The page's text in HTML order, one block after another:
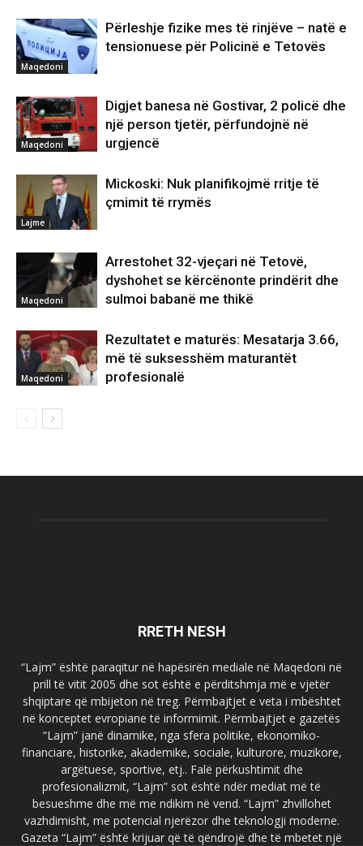
Maqedoni
Përleshje fizike mes të rinjëve – natë e
tensionuese për Policinë e Tetovës
Maqedoni
Digjet banesa në Gostivar, 2 policë dhe
një person tjetër, përfundojnë në
urgjencë
Lajme
Mickoski: Nuk planifikojmë rritje të
çmimit të rrymës
Maqedoni
Arrestohet 32-vjeçari në Tetovë,
dyshohet se kërcënonte prindërit dhe
sulmoi babanë me thikë
Maqedoni
Rezultatet e maturës: Mesatarja 3.66,
më të suksesshëm maturantët
profesionalë
RRETH NESH
“Lajm” është paraqitur në hapësirën mediale në Maqedoni në
prill të vitit 2005 dhe sot është e përditshmja më e vjetër
shqiptare që mbijeton në treg. Përmbajtjet e veta i mbështet
në konceptet evropiane të informimit. Përmbajtjet e gazetës
“Lajm” janë dinamike, nga sfera politike, ekonomiko-
financiare, historike, akademike, sociale, kulturore, muzikore,
argëtuese, sportive, etj.. Falë përkushtimit dhe
profesionalizmit, “Lajm” sot është ndër mediat më të
besueshme dhe më me ndikim në vend. “Lajm” zhvillohet
vazhdimisht, me potencial njerëzor dhe teknologji moderne.
Gazeta “Lajm” është krijuar që të qëndrojë dhe të mbetet një